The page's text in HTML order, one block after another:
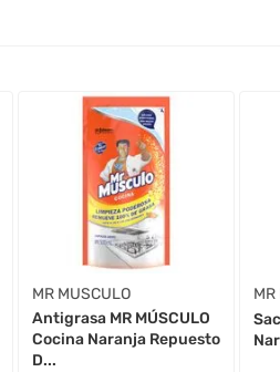
MR MUSCULO
Antigrasa MR MÚSCULO
Cocina Naranja Repuesto
D...
MR